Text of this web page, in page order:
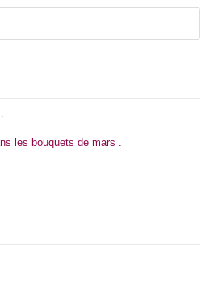
les bouquets de mars .